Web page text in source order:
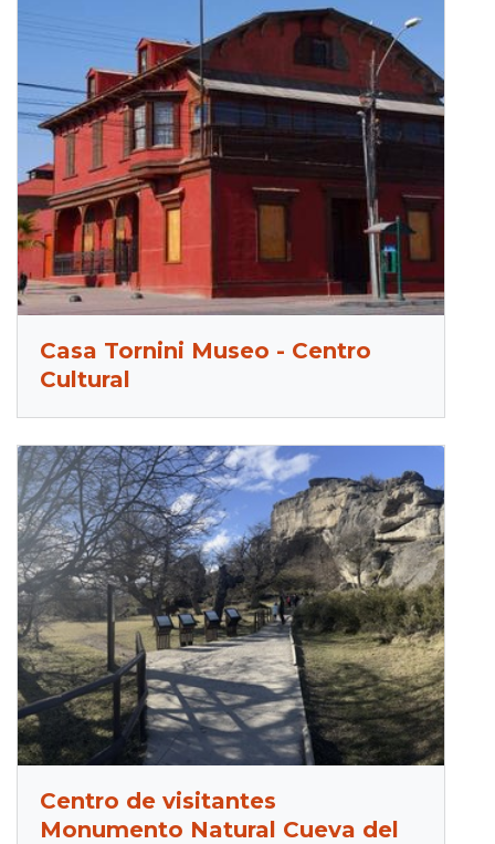
Casa Tornini Museo - Centro
Cultural
Centro de visitantes
Monumento Natural Cueva del